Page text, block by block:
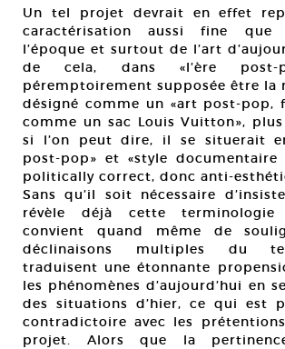
Un tel projet devrait en effet
caractérisation aussi fine que
l’époque et surtout de l’art
de cela, dans «l’ère post-
péremptoirement supposée être la
désigné comme un «art post-pop,
comme un sac Louis Vuitton»,
si l’on peut dire, il se situerait
post-pop» et «style documentaire
politically correct, donc anti-
Sans qu’il soit nécessaire
révèle déjà cette
convient quand même de
déclinaisons multiples du
traduisent une étonnante
les phénomènes d’aujourd’hui en
des situations d’hier, ce qui est
contradictoire avec les
projet. Alors que la